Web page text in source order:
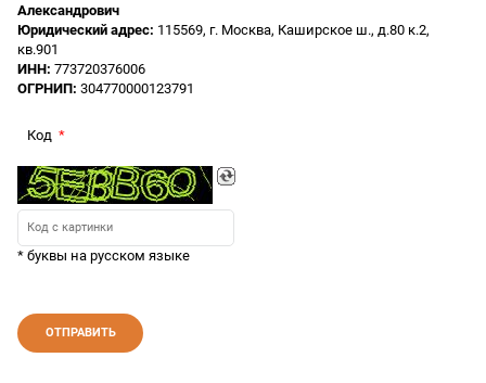
Александрович
Юридический адрес: 115569, г. Москва, Каширское ш., д.80 к.2,
кв.901
ИНН: 773720376006
ОГРНИП: 304770000123791
Код
* буквы на русском языке